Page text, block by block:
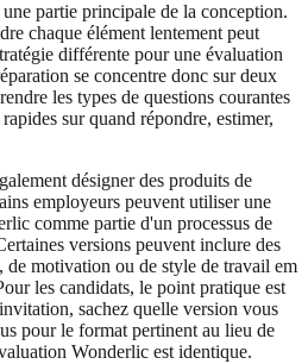
partie principale de la conception.
chaque élément lentement peut
différente pour une évaluation
se concentre donc sur deux
les types de questions courantes
sur quand répondre, estimer,
désigner des produits de
employeurs peuvent utiliser une
comme partie d'un processus de
versions peuvent inclure des
de motivation ou de style de travail em
les candidats, le point pratique est
sachez quelle version vous
pour le format pertinent au lieu de
Wonderlic est identique.